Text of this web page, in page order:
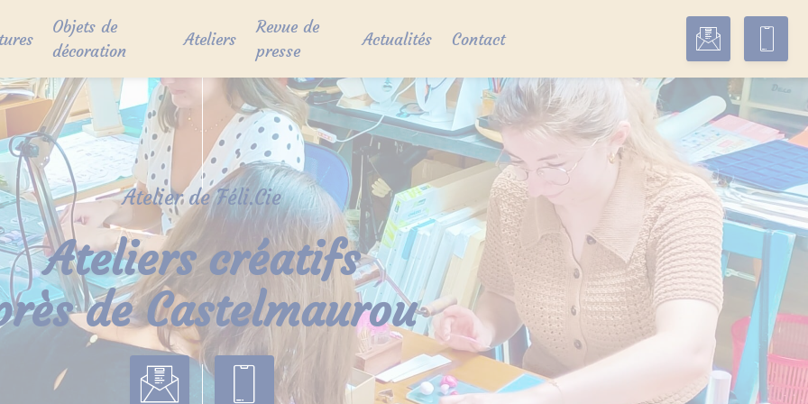
Objets de
décoration
Ateliers
Revue de
presse
Actualités Contact
Atelier de Féli.Cie
Ateliers créatifs
de Castelmaurou